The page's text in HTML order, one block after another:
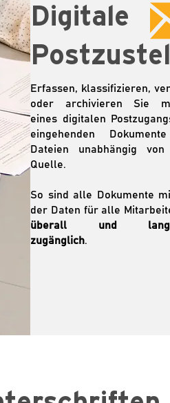
Digitale
Erfassen, klassifizieren,
oder archivieren Sie
eines digitalen
eingehenden
Dateien unabhängig
Quelle.
So sind alle Dokumente
der Daten für alle
überall und
zugänglich.